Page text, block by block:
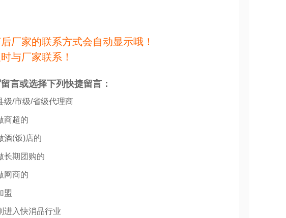
厂家的联系方式会自动显示哦！
与厂家联系！
言或选择下列快捷留言：
级/市级/省级代理商
商超的
酒(饭)店的
长期团购的
网商的
盟
进入快消品行业